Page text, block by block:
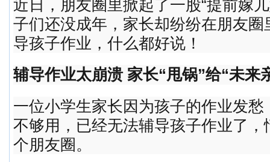
近日，朋友圈里掀起了一股“提前嫁
子们还没成年，家长却纷纷在朋友圈
导孩子作业，什么都好说！
辅导作业太崩溃 家长“甩锅”给“未来
一位小学生家长因为孩子的作业发
不够用，已经无法辅导孩子作业了，
个朋友圈。